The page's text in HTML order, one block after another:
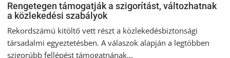
Rengetegen támogatják a szigorítást, változhatnak
a közlekedési szabályok
Rekordszámú kitöltő vett részt a közlekedésbiztonsági
társadalmi egyeztetésben. A válaszok alapján a legtöbben
szigorúbb fellépést támogatnának...